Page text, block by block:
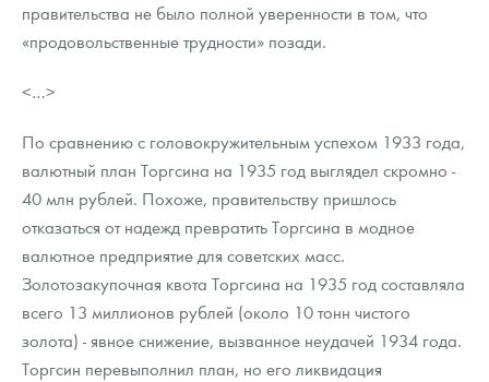
правительства не было полной уверенности в том, что
«продовольственные трудности» позади.
<…>
По сравнению с головокружительным успехом 1933 года,
валютный план Торгсина на 1935 год выглядел скромно -
40 млн рублей. Похоже, правительству пришлось
отказаться от надежд превратить Торгсина в модное
валютное предприятие для советских масс.
Золотозакупочная квота Торгсина на 1935 год составляла
всего 13 миллионов рублей (около 10 тонн чистого
золота) - явное снижение, вызванное неудачей 1934 года.
Торгсин перевыполнил план, но его ликвидация